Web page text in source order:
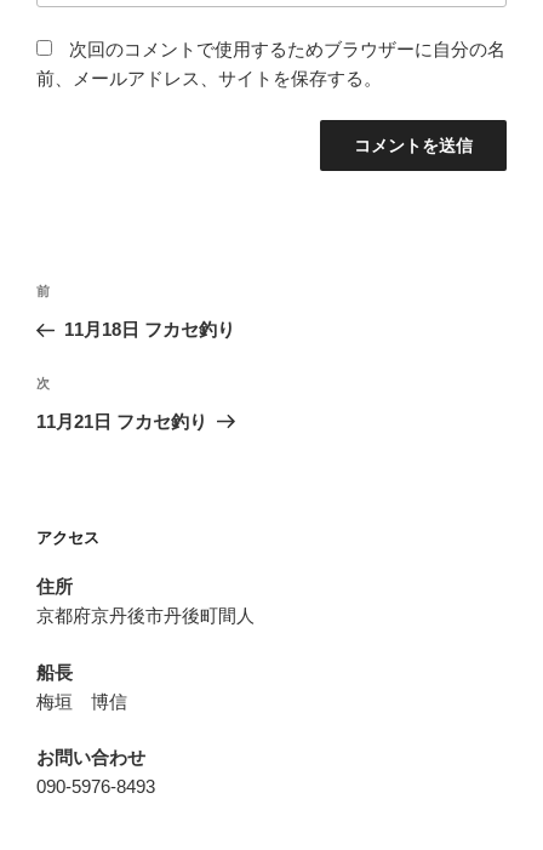
次回のコメントで使用するためブラウザーに自分の名
前、メールアドレス、サイトを保存する。
投
ナ
ビ
ゲ
ン
前
の
稿
前
11月18日 フカセ釣り
次
の
次
11月21日 フカセ釣り
アクセス
住所
京都府京丹後市丹後町間人
船長
梅垣 博信
お問い合わせ
090-5976-8493